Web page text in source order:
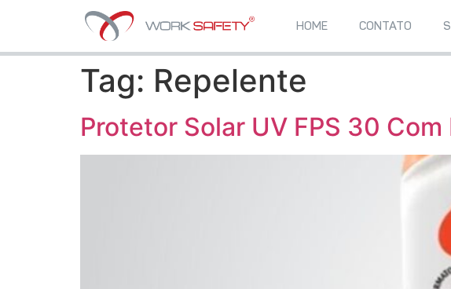
HOME CONTATO
Tag: Repelente
Protetor Solar UV FPS 30